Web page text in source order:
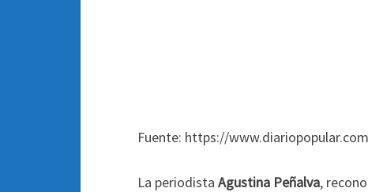
Fuente: https://
La periodista Agustina Peñalva,